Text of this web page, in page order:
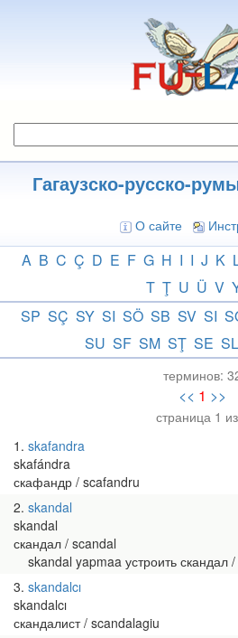
Гагаузско-русско-
О сайте
A B C Ç D E F G H I I J K
T Ţ U Ü V
SP SÇ SY SI SÖ SB SV SI
SU SF SM SŢ SE SL
терминов:
<< 1 >>
страница 1
1 skafandra
skafándra
скафандр / scafandru
2 skandal
skandal
скандал / scandal
skandal yapmaa устроить скандал
3 skandalcı
skandalcı
скандалист / scandalagiu